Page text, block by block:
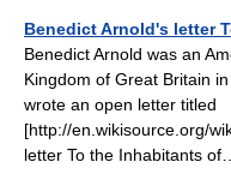
Benedict Arnold's letter
Benedict Arnold was an
Kingdom of Great Britain
wrote an open letter titled
[http://en.wikisource.org/
letter To the Inhabitants